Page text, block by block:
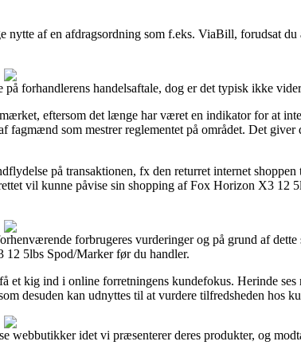
af en afdragsordning som f.eks. ViaBill, forudsat du
forhandlerens handelsaftale, dog er det typisk ikke
eftersom det længe har været en indikator for at
fagmænd som mestrer reglementet på området. Det
på transaktionen, fx den returret internet shoppen
vil kunne påvise sin shopping af Fox Horizon X3 12
forbrugeres vurderinger og på grund af dette
5lbs Spod/Marker før du handler.
et kig ind i online forretningens kundefokus. Herinde ses
desuden kan udnyttes til at vurdere tilfredsheden hos
webbutikker idet vi præsenterer deres produkter, og